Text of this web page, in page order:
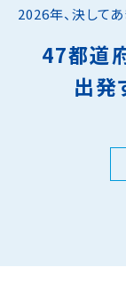
2026年、決して
47都道
出発